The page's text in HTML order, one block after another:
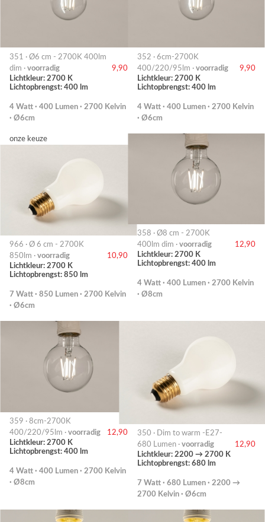
351 · Ø6 cm - 2700K 400lm
dim · voorradig
9,90
Lichtkleur: 2700 K
Lichtopbrengst: 400 lm
4 Watt · 400 Lumen · 2700 Kelvin
· Ø6cm
352 · 6cm-2700K
400/220/95lm · voorradig
9,90
Lichtkleur: 2700 K
Lichtopbrengst: 400 lm
4 Watt · 400 Lumen · 2700 Kelvin
· Ø6cm
onze keuze
966 · Ø 6 cm - 2700K
850lm · voorradig
10,90
Lichtkleur: 2700 K
Lichtopbrengst: 850 lm
7 Watt · 850 Lumen · 2700 Kelvin
· Ø6cm
358 · Ø8 cm - 2700K
400lm dim · voorradig
12,90
Lichtkleur: 2700 K
Lichtopbrengst: 400 lm
4 Watt · 400 Lumen · 2700 Kelvin
· Ø8cm
359 · 8cm-2700K
400/220/95lm · voorradig
12,90
Lichtkleur: 2700 K
Lichtopbrengst: 400 lm
4 Watt · 400 Lumen · 2700 Kelvin
· Ø8cm
350 · Dim to warm -E27-
680 Lumen · voorradig
12,90
Lichtkleur: 2200 → 2700 K
Lichtopbrengst: 680 lm
7 Watt · 680 Lumen · 2200 →
2700 Kelvin · Ø6cm